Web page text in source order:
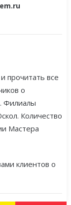
прочитать все
о
Филиалы
Количество
Мастера
клиентов о